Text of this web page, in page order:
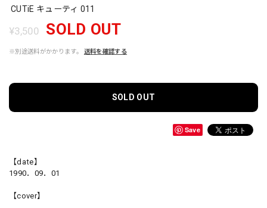
CUTiE キューティ 011
¥3,500 SOLD OUT
※別途送料がかかります。 送料を確認する
SOLD OUT
Save
【date】
1990．09．01
【cover】